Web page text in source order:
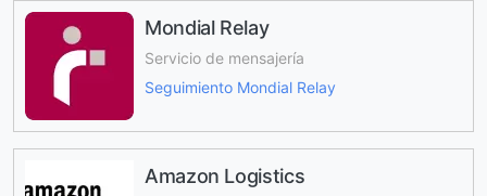
Mondial Relay
Servicio de mensajería
Seguimiento Mondial Relay
Amazon Logistics